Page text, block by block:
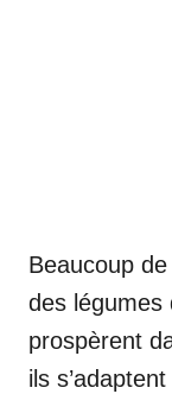
Beaucoup
des légumes
prospèrent
ils